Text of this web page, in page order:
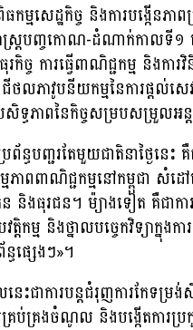
កម្មសេដ្ឋកិច្ច និងការបង្កើន
ស្ត្របញ្ចកោណ-ដំណាក់កាលទី១
ការធ្វើពាណិជ្ជកម្ម និងកា
ជីថលភាវូបនីយកម្មនៃការផ្ដល់ស
ទ្ធភាពនៃកិច្ចសម្របសម្រួលអន្
ប្រព័ន្ធបញ្ជរតែមួយជាតិនាថ្ងៃ
ភាពពាណិជ្ជកម្មនៅកម្ពុជា សំ
ងធុរជន។ ម៉្យាងទៀត គឺជាកា
តិកម្ម និងថ្នាលបច្ចេកវិទ្យាក្នុ
ផ្សេងៗ»។
ាការបន្តជំរុញការកែទម្រង់
គ្រប់គ្រងចំណូល និងបង្កើតការប្